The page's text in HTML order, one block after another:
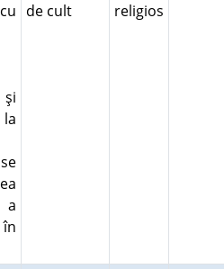
şi
de cult
religios